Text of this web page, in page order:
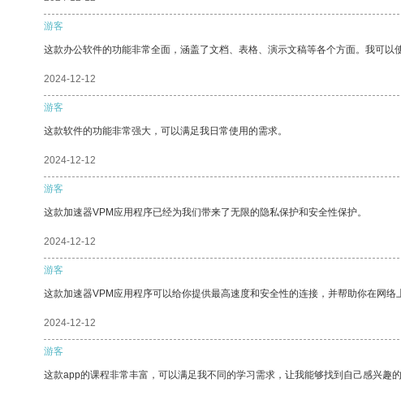
游客
这款办公软件的功能非常全面，涵盖了文档、表格、演示文稿等各个方面。我可以
2024-12-12
游客
这款软件的功能非常强大，可以满足我日常使用的需求。
2024-12-12
游客
这款加速器VPM应用程序已经为我们带来了无限的隐私保护和安全性保护。
2024-12-12
游客
这款加速器VPM应用程序可以给你提供最高速度和安全性的连接，并帮助你在网络
2024-12-12
游客
这款app的课程非常丰富，可以满足我不同的学习需求，让我能够找到自己感兴趣的